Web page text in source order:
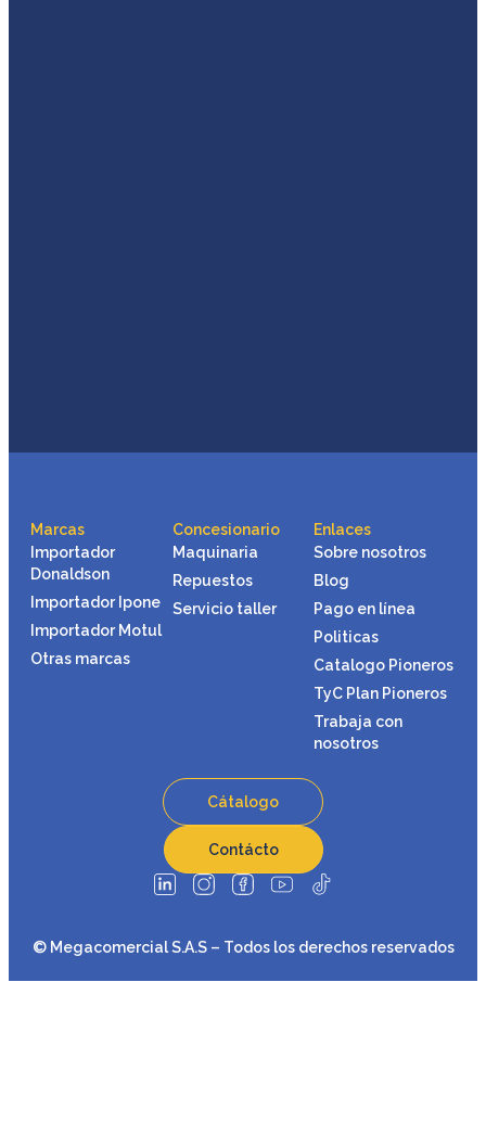
Marcas
Importador
Donaldson
Importador Ipone
Importador Motul
Otras marcas
Concesionario
Maquinaria
Repuestos
Servicio taller
Enlaces
Sobre nosotros
Blog
Pago en línea
Politicas
Catalogo Pioneros
TyC Plan Pioneros
Trabaja con
nosotros
Cátalogo
Contácto
© Megacomercial S.A.S – Todos los derechos reservados